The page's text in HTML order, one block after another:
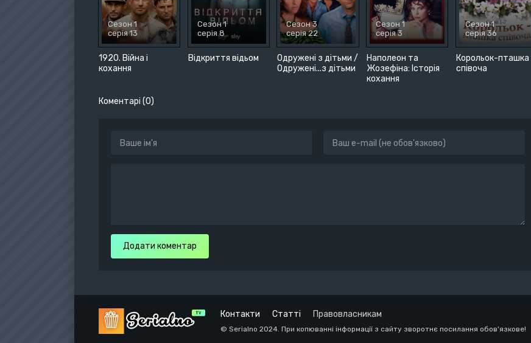
1920. Війна і
кохання
Сезон 1
серія 13
Відкриття відьом
Сезон 1
серія 8
Одружені з дітьми /
Одружені...з дітьми
Сезон 3
серія 22
Наполеон та
Жозефіна: Історія
кохання
Сезон 1
серія 3
Корольок-пташка
співоча
Сезон 1
серія 36
Коментарі (0)
Додати коментар
Контакти Статті Правовласникам
© Serialno 2024. При копюванні інформації з сайту зворотнє посилання обов'язкове!